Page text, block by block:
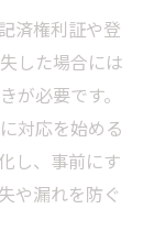
済権利証や登
した場合には
が必要です。
対応を始める
し、事前にす
や漏れを防ぐ